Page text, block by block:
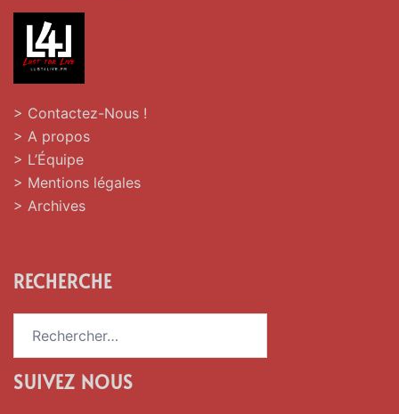
> Contactez-Nous !
> A propos
> L’Équipe
> Mentions légales
> Archives
RECHERCHE
SUIVEZ NOUS